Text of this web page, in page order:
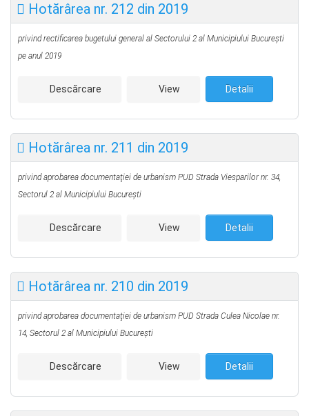
Hotărârea nr. 212 din 2019
privind rectificarea bugetului general al Sectorului 2 al Municipiului Bucureşti
pe anul 2019
Descărcare View Detalii
Hotărârea nr. 211 din 2019
privind aprobarea documentaţiei de urbanism PUD Strada Viesparilor nr. 34,
Sectorul 2 al Municipiului Bucureşti
Descărcare View Detalii
Hotărârea nr. 210 din 2019
privind aprobarea documentaţiei de urbanism PUD Strada Culea Nicolae nr.
14, Sectorul 2 al Municipiului Bucureşti
Descărcare View Detalii